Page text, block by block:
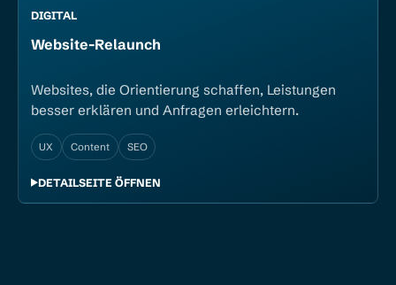
DIGITAL
Website-­Relaunch
Websites, die Orientierung schaffen, Leistungen
besser erklären und Anfragen erleichtern.
UX Content SEO
DETAILSEITE ÖFFNEN